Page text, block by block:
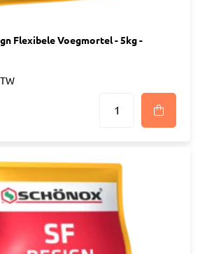
Flexibele Voegmortel - 5kg -